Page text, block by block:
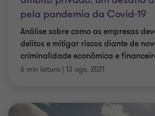
pela pandemia da Covid-19
Análise sobre como as empresas
delitos e mitigar riscos diante de
criminalidade econômica e
6 min leitura | 13 ago. 2021